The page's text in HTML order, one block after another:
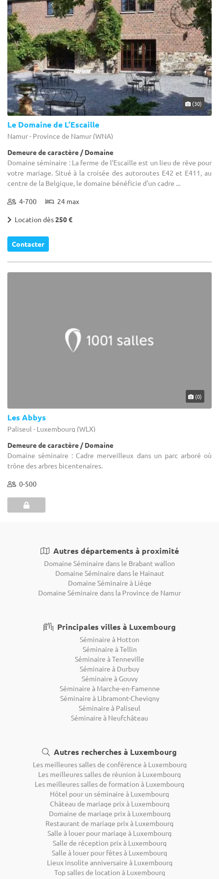
(30)
Le Domaine de L’Escaille
Namur - Province de Namur (WNA)
Demeure de caractère / Domaine
Domaine séminaire : La ferme de l'Escaille est un lieu de rêve pour
votre mariage. Situé à la croisée des autoroutes E42 et E411, au
centre de la Belgique, le domaine bénéficie d'un cadre ...
4-700 24 max
Location dès250 €
Contacter
(0)
Les Abbys
Paliseul - Luxembourg (WLX)
Demeure de caractère / Domaine
Domaine séminaire : Cadre merveilleux dans un parc arboré où
trône des arbres bicentenaires.
0-500
Autres départements à proximité
Domaine Séminaire dans le Brabant wallon
Domaine Séminaire dans le Hainaut
Domaine Séminaire à Liège
Domaine Séminaire dans la Province de Namur
Principales villes à Luxembourg
Séminaire à Hotton
Séminaire à Tellin
Séminaire à Tenneville
Séminaire à Durbuy
Séminaire à Gouvy
Séminaire à Marche-en-Famenne
Séminaire à Libramont-Chevigny
Séminaire à Paliseul
Séminaire à Neufchâteau
Autres recherches à Luxembourg
Les meilleures salles de conférence à Luxembourg
Les meilleures salles de réunion à Luxembourg
Les meilleures salles de formation à Luxembourg
Hôtel pour un séminaire à Luxembourg
Château de mariage prix à Luxembourg
Domaine de mariage prix à Luxembourg
Restaurant de mariage prix à Luxembourg
Salle à louer pour mariage à Luxembourg
Salle de réception prix à Luxembourg
Salle à louer pour fêtes à Luxembourg
Lieux insolite anniversaire à Luxembourg
Top salles de location à Luxembourg